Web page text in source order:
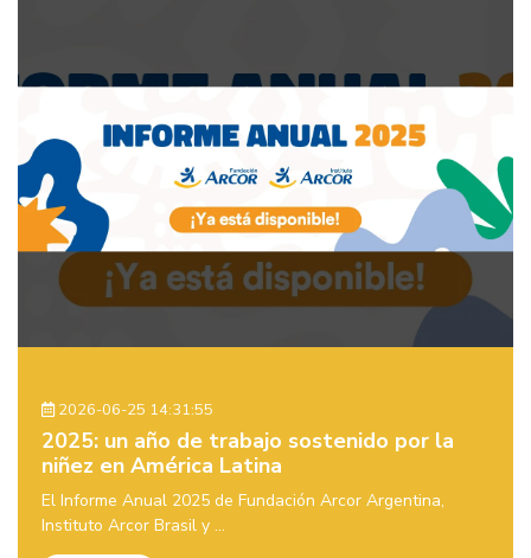
2026-06-25 14:31:55
2025: un año de trabajo sostenido por la
niñez en América Latina
El Informe Anual 2025 de Fundación Arcor Argentina,
Instituto Arcor Brasil y ...